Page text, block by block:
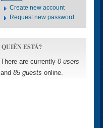
Create new account
Request new password
QUIÉN ESTÁ?
There are currently 0 users
and 85 guests online.